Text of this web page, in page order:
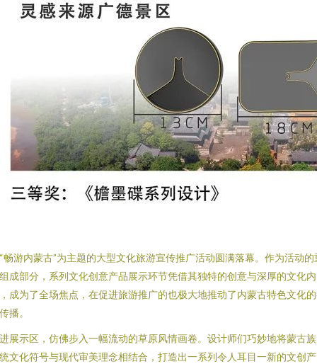
畅游内蒙古”为主题的大型文化旅游宣传推广活动圆满落幕。作为活动的
成部分，系列文化创意产品展示环节凭借其独特的创意与深厚的文化内
成为了全场焦点，在促进旅游推广的也极大地推动了内蒙古特色文化
播。
展示区，仿佛步入一幅流动的草原风情画卷。设计师们巧妙地将蒙古
文化符号与现代审美理念相结合，打造出一系列令人耳目一新的文创产